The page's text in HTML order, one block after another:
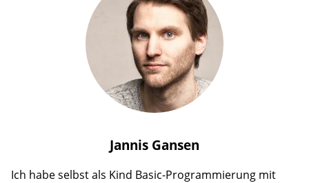
Jannis Gansen
Ich habe selbst als Kind Basic-Programmierung mit